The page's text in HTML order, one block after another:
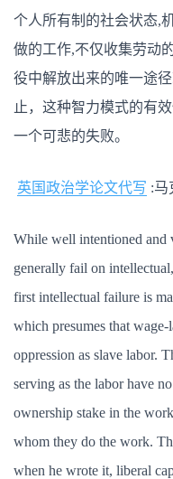
个人所有制的社会状态,
做的工作,不仅收集劳动
役中解放出来的唯一途
止，这种智力模式的有
一个可悲的失败。
英国政治学论文代写 :马
While well intentioned and
generally fail on
first intellectual failure is
which presumes that
oppression as slave labor.
serving as the labor have
ownership stake in the
whom they do the work.
when he wrote it, liberal